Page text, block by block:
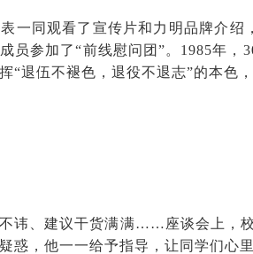
一同观看了宣传片和力明品牌介
员参加了“前线慰问团”。1985年
“退伍不褪色，退役不退志”的本色
讳、建议干货满满……座谈会上，
惑，他一一给予指导，让同学们心